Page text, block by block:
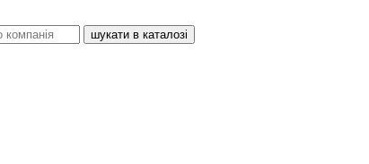
шукати в каталозі